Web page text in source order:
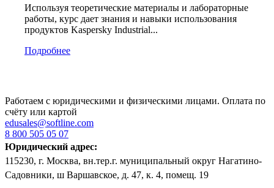
Используя теоретические материалы и лабораторные
работы, курс дает знания и навыки использования
продуктов Kaspersky Industrial...
Подробнее
Работаем с юридическими и физическими лицами. Оплата по
счёту или картой
edusales@softline.com
8 800 505 05 07
Юридический адрес:
115230, г. Москва, вн.тер.г. муниципальный округ Нагатино-
Садовники, ш Варшавское, д. 47, к. 4, помещ. 19